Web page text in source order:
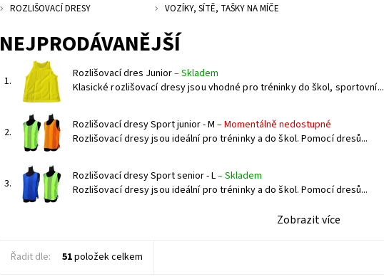
ROZLIŠOVACÍ DRESY VOZÍKY, SÍTĚ, TAŠKY NA MÍČE
NEJPRODÁVANĚJŠÍ
1.
Rozlišovací dres Junior–Skladem
Klasické rozlišovací dresy jsou vhodné pro tréninky do škol, sportovní...
2.
Rozlišovací dresy Sport junior - M –Momentálně nedostupné
Rozlišovací dresy jsou ideální pro tréninky a do škol. Pomocí dresů...
3.
Rozlišovací dresy Sport senior - L–Skladem
Rozlišovací dresy jsou ideální pro tréninky a do škol. Pomocí dresů...
Zobrazit více
Řadit dle: 51položek celkem